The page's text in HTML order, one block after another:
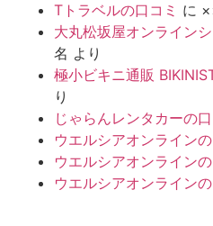
Tトラベルの口コミ に
大丸松坂屋オンライン
名 より
極小ビキニ通販
り
じゃらんレンタカーの口
ウエルシアオンラインの
ウエルシアオンラインの
ウエルシアオンラインの